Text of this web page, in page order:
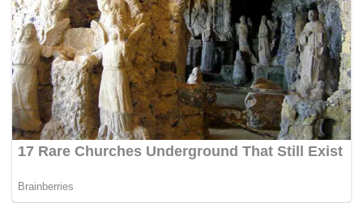
itu menggunakan pendekatan hidrodinamik dan simulasi
banjir dihasilkan dengan gabungan pelbagai input,
termasuk data hidrologi dari stesen telemetri PRAB dan
data ramalan hujan dari Jabatan Meteorologi Malaysia
(METMalaysia) yang menggunakan model ramalan cuaca
berangka, menggunakan teknologi satelit dan radar.
“Itu untuk mengenal pasti dan sebab. Sekarang ini kalau